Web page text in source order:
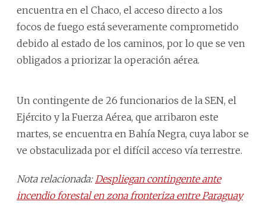
encuentra en el Chaco, el acceso directo a los
focos de fuego está severamente comprometido
debido al estado de los caminos, por lo que se ven
obligados a priorizar la operación aérea.
Un contingente de 26 funcionarios de la SEN, el
Ejército y la Fuerza Aérea, que arribaron este
martes, se encuentra en Bahía Negra, cuya labor se
ve obstaculizada por el difícil acceso vía terrestre.
Nota relacionada: Despliegan contingente ante
incendio forestal en zona fronteriza entre Paraguay